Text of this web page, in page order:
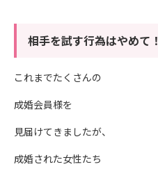
相手を試す行為はやめて！
これまでたくさんの
成婚会員様を
見届けてきましたが、
成婚された女性たち